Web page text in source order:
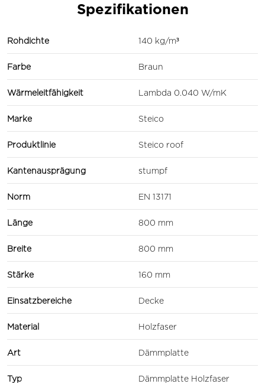
Spezifikationen
Rohdichte 140 kg/m³
Farbe Braun
Wärmeleitfähigkeit Lambda 0.040 W/mK
Marke Steico
Produktlinie Steico roof
Kantenausprägung stumpf
Norm EN 13171
Länge 800 mm
Breite 800 mm
Stärke 160 mm
Einsatzbereiche Decke
Material Holzfaser
Art Dämmplatte
Typ Dämmplatte Holzfaser